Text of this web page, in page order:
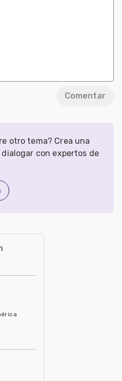
Comentar
otro tema? Crea una
con expertos de